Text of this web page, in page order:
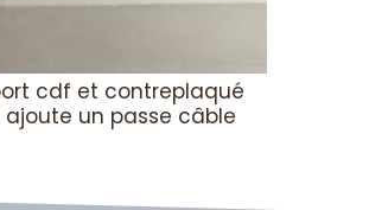
cdf et contreplaqué
ajoute un passe câble